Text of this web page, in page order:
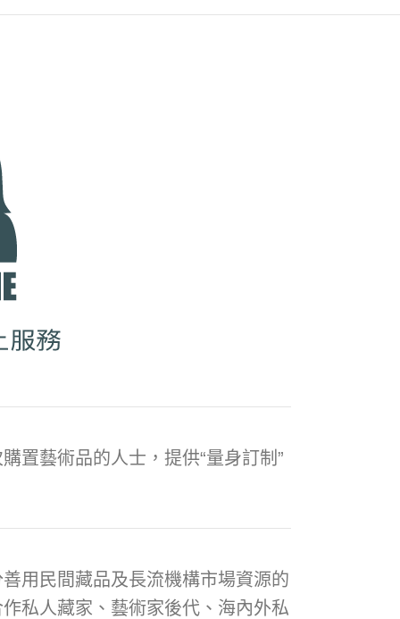
置藝術品的人士，提供“量身訂制”
用民間藏品及長流機構市場資源的
私人藏家、藝術家後代、海內外私